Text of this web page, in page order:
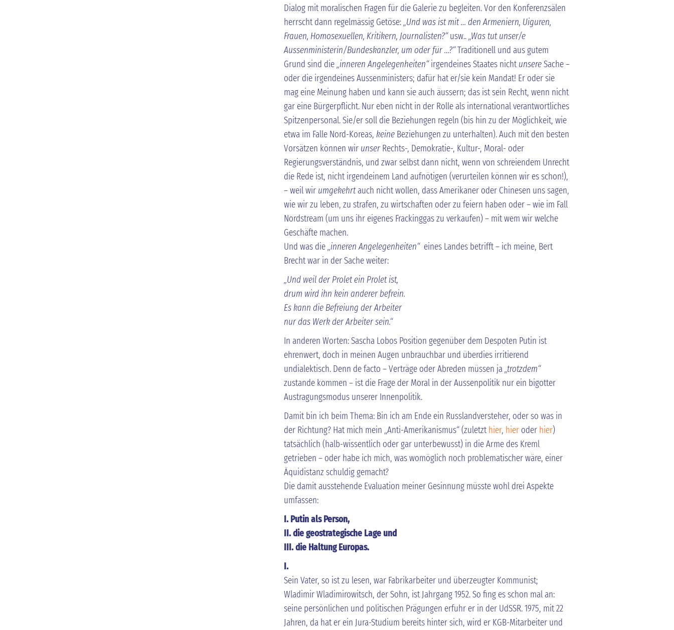
Dialog mit moralischen Fragen für die Galerie zu begleiten. Vor den Konferenzsälen
herrscht dann regelmässig Getöse:„Und was ist mit … den Armeniern, Uiguren,
Frauen, Homosexuellen, Kritikern, Journalisten?“usw..„Was tut unser/e
Aussenministerin/Bundeskanzler, um oder für …?“Traditionell und aus gutem
Grund sind die„inneren Angelegenheiten“irgendeines Staates nichtunsereSache –
oder die irgendeines Aussenministers; dafür hat er/sie kein Mandat! Er oder sie
mag eine Meinung haben und kann sie auch äussern; das ist sein Recht, wenn nicht
gar eine Bürgerpflicht. Nur eben nicht in der Rolle als international verantwortliches
Spitzenpersonal. Sie/er soll die Beziehungen regeln (bis hin zu der Möglichkeit, wie
etwa im Falle Nord-Koreas, keineBeziehungen zu unterhalten). Auch mit den besten
Vorsätzen können wir unserRechts-, Demokratie-, Kultur-, Moral- oder
Regierungsverständnis, und zwar selbst dann nicht, wenn von schreiendem Unrecht
die Rede ist, nicht irgendeinem Land aufnötigen (verurteilen können wir es schon!),
– weil wir umgekehrtauch nicht wollen, dass Amerikaner oder Chinesen uns sagen,
wie wir zu leben, zu strafen, zu wirtschaften oder zu feiern haben oder – wie im Fall
Nordstream (um uns ihr eigenes Frackinggas zu verkaufen) – mit wem wir welche
Geschäfte machen.
Und was die„inneren Angelegenheiten“ eines Landes betrifft – ich meine, Bert
Brecht war in der Sache weiter:
„Und weil der Prolet ein Prolet ist,
drum wird ihn kein anderer befrein.
Es kann die Befreiung der Arbeiter
nur das Werk der Arbeiter sein.“
In anderen Worten: Sascha Lobos Position gegenüber dem Despoten Putin ist
ehrenwert, doch in meinen Augen unbrauchbar und überdies irritierend
undialektisch. Denn de facto – Verträge oder Abreden müssen ja„trotzdem“
zustande kommen – ist die Frage der Moral in der Aussenpolitik nur ein bigotter
Austragungsmodus unserer Innenpolitik.
Damit bin ich beim Thema: Bin ich am Ende ein Russlandversteher, oder so was in
der Richtung? Hat mich mein „Anti-Amerikanismus“ (zuletzthier, hieroder hier)
tatsächlich (halb-wissentlich oder gar unterbewusst) in die Arme des Kreml
getrieben – oder habe ich mich, was womöglich noch problematischer wäre, einer
Äquidistanz schuldig gemacht?
Die damit ausstehende Evaluation meiner Gesinnung müsste wohl drei Aspekte
umfassen:
I. Putin als Person,
II. die geostrategische Lage und
III. die Haltung Europas.
I.
Sein Vater, so ist zu lesen, war Fabrikarbeiter und überzeugter Kommunist;
Wladimir Wladimirowitsch, der Sohn, ist Jahrgang 1952. So fing es schon mal an:
seine persönlichen und politischen Prägungen erfuhr er in der UdSSR. 1975, mit 22
Jahren, da hat er ein Jura-Studium bereits hinter sich, wird er KGB-Mitarbeiter und